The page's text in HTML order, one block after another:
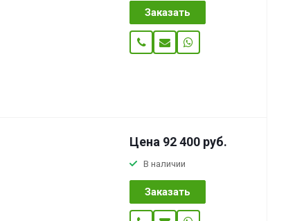
Заказать
Цена 92 400 руб.
В наличии
Заказать